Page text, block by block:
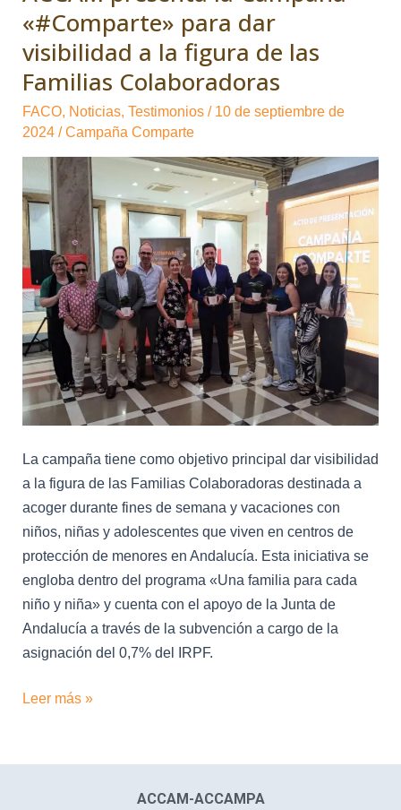
«#Comparte» para dar
visibilidad a la figura de las
Familias Colaboradoras
FACO, Noticias, Testimonios/ 10 de septiembre de
2024 / Campaña Comparte
La campaña tiene como objetivo principal dar visibilidad
a la figura de las Familias Colaboradoras destinada a
acoger durante fines de semana y vacaciones con
niños, niñas y adolescentes que viven en centros de
protección de menores en Andalucía. Esta iniciativa se
engloba dentro del programa «Una familia para cada
niño y niña» y cuenta con el apoyo de la Junta de
Andalucía a través de la subvención a cargo de la
asignación del 0,7% del IRPF.
presenta
Campaña
«#Comparte»
para
dar
visibilidad
la
figura
de
las
Familias
Colaboradoras
Leer más »
ACCAM-ACCAMPA